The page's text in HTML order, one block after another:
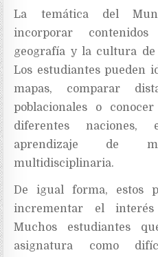
La temática del
incorporar
geografía y la cultura de
Los estudiantes pueden
mapas, comparar
poblacionales o
diferentes naciones,
aprendizaje de
multidisciplinaria.
De igual forma, estos
incrementar el
Muchos estudiantes
asignatura como